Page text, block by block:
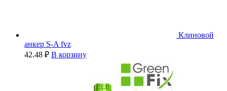
Клиновой
анкер S-A fvz
42.48 ₽ В корзину